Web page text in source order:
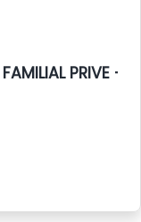
PRIVE -